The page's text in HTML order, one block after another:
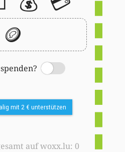
🪙
Switch
mit 2 € unterstützen
auf woxx.lu: 0